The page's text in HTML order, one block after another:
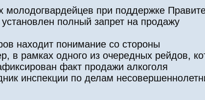
при поддержке
полный запрет на продажу
находит понимание со стороны
в рамках одного из очередных рейдов,
факт продажи алкоголя
инспекции по делам